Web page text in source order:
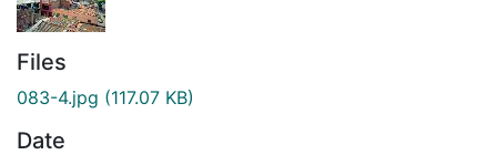
Files
083-4.jpg (117.07 KB)
Date